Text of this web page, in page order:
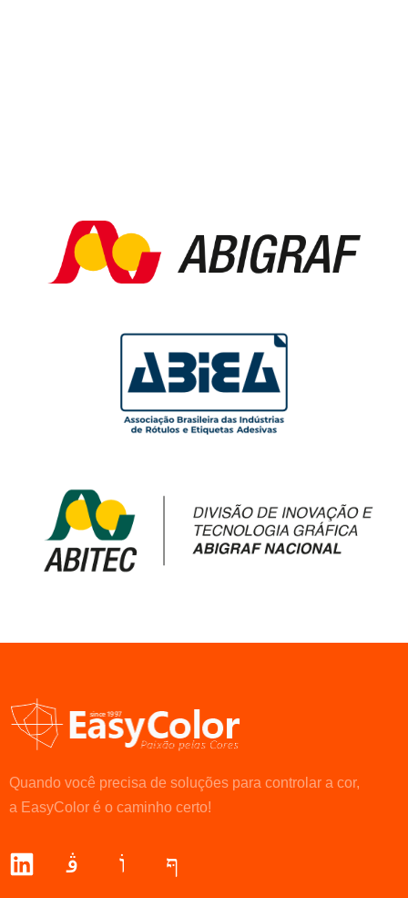
Quando você precisa de soluções para controlar a cor,
a EasyColor é o caminho certo!